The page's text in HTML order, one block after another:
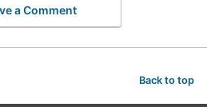
a Comment
Back to top